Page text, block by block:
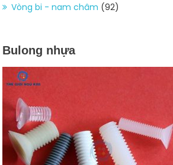
Vòng bi - nam châm (92)
Bulong nhựa